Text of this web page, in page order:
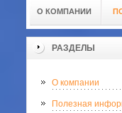
О КОМПАНИИ
РАЗДЕЛЫ
О компании
Полезная